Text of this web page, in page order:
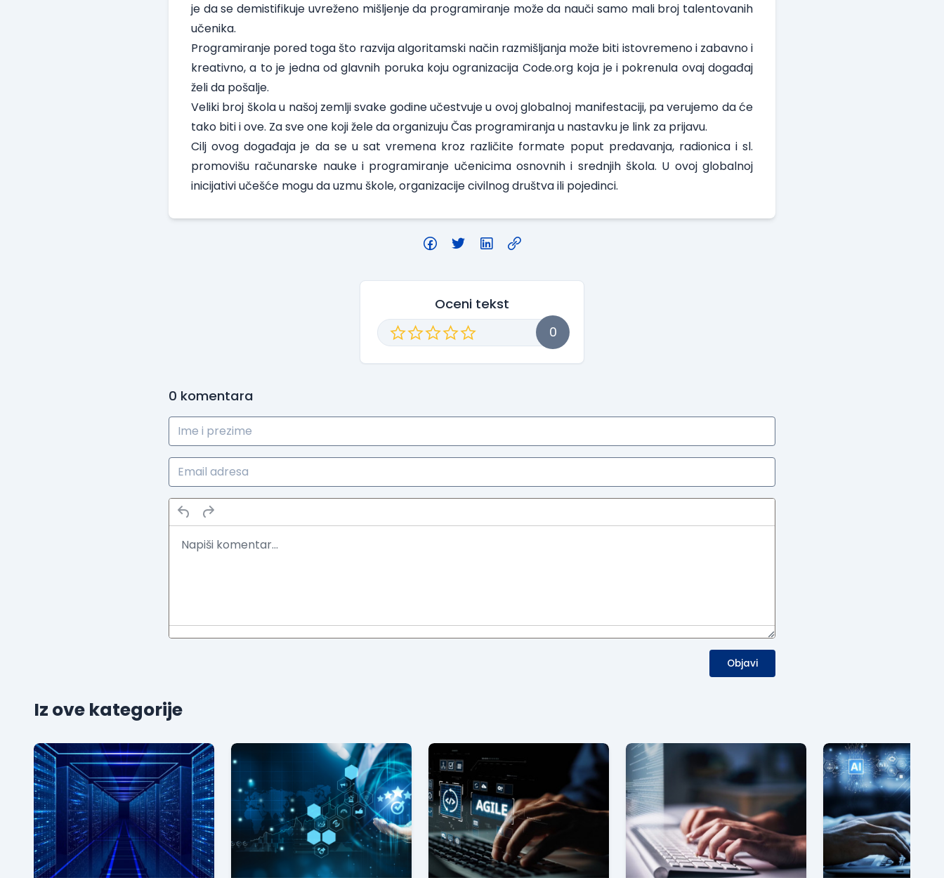
je da se demistifikuje uvreženo mišljenje da programiranje može da nauči samo mali broj talentovanih
učenika.
Programiranje pored toga što razvija algoritamski način razmišljanja može biti istovremeno i zabavno i
kreativno, a to je jedna od glavnih poruka koju ogranizacija Code.org koja je i pokrenula ovaj događaj
želi da pošalje.
Veliki broj škola u našoj zemlji svake godine učestvuje u ovoj globalnoj manifestaciji, pa verujemo da će
tako biti i ove. Za sve one koji žele da organizuju Čas programiranja u nastavku je link za prijavu.
Cilj ovog događaja je da se u sat vremena kroz različite formate poput predavanja, radionica i sl.
promovišu računarske nauke i programiranje učenicima osnovnih i srednjih škola. U ovoj globalnoj
inicijativi učešće mogu da uzmu škole, organizacije civilnog društva ili pojedinci.
Oceni tekst
0
0 komentara
Objavi
Iz ove kategorije